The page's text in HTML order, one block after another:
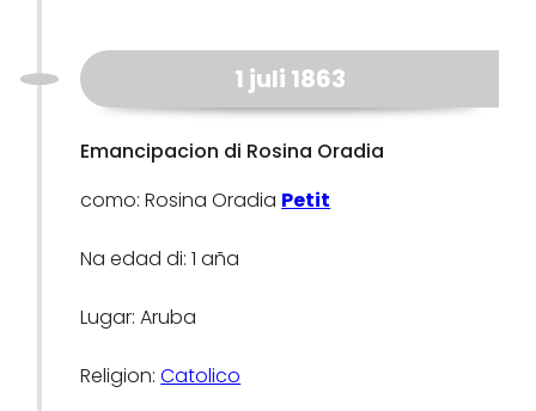
1 juli 1863
Emancipacion di Rosina Oradia
como: Rosina Oradia Petit
Na edad di: 1 aña
Lugar: Aruba
Religion:Catolico